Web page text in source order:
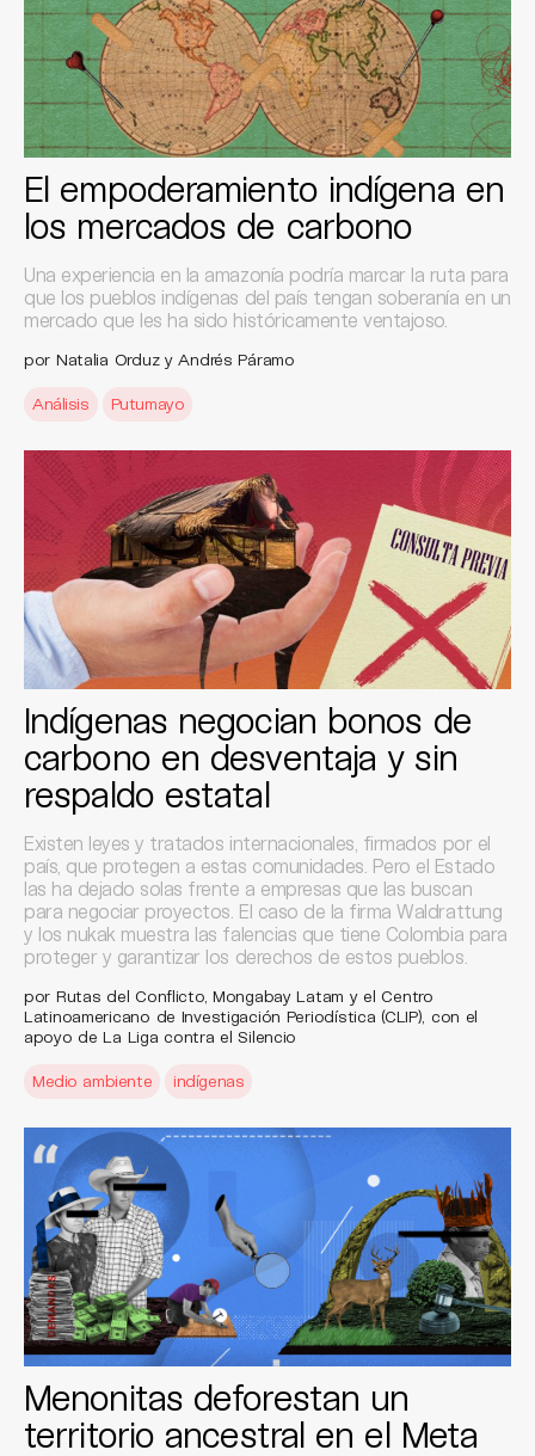
El empoderamiento indígena en
los mercados de carbono
Una experiencia en la amazonía podría marcar la ruta para
que los pueblos indígenas del país tengan soberanía en un
mercado que les ha sido históricamente ventajoso.
por Natalia Orduz y Andrés Páramo
Análisis Putumayo
Indígenas negocian bonos de
carbono en desventaja y sin
respaldo estatal
Existen leyes y tratados internacionales, firmados por el
país, que protegen a estas comunidades. Pero el Estado
las ha dejado solas frente a empresas que las buscan
para negociar proyectos. El caso de la firma Waldrattung
y los nukak muestra las falencias que tiene Colombia para
proteger y garantizar los derechos de estos pueblos.
por Rutas del Conflicto, Mongabay Latam y el Centro
Latinoamericano de Investigación Periodística (CLIP), con el
apoyo de La Liga contra el Silencio
Medio ambiente indígenas
Menonitas deforestan un
territorio ancestral en el Meta